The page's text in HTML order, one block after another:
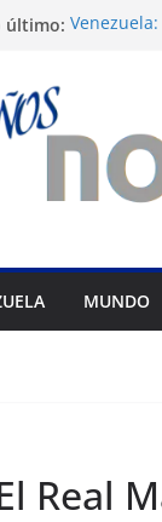
último:
Venezuela
Vente
político
Festival
MUNDO
Real